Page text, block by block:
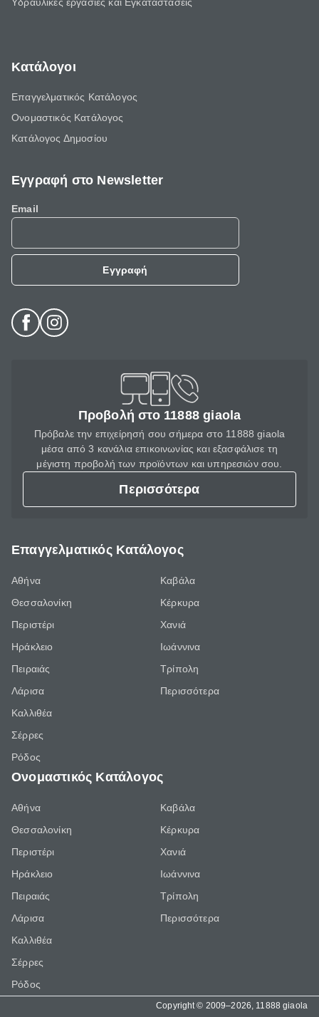
Κατάλογοι
Επαγγελματικός Κατάλογος
Ονομαστικός Κατάλογος
Κατάλογος Δημοσίου
Εγγραφή στο Newsletter
Email
Εγγραφή
Προβολή στο 11888 giaola
Πρόβαλε την επιχείρησή σου σήμερα στο 11888 giaola
μέσα από 3 κανάλια επικοινωνίας και εξασφάλισε τη
μέγιστη προβολή των προϊόντων και υπηρεσιών σου.
Περισσότερα
Επαγγελματικός Κατάλογος
Αθήνα
Θεσσαλονίκη
Περιστέρι
Ηράκλειο
Πειραιάς
Λάρισα
Καλλιθέα
Σέρρες
Ρόδος
Καβάλα
Κέρκυρα
Χανιά
Ιωάννινα
Τρίπολη
Περισσότερα
Ονομαστικός Κατάλογος
Αθήνα
Θεσσαλονίκη
Περιστέρι
Ηράκλειο
Πειραιάς
Λάρισα
Καλλιθέα
Σέρρες
Ρόδος
Καβάλα
Κέρκυρα
Χανιά
Ιωάννινα
Τρίπολη
Περισσότερα
Copyright © 2009–2026, 11888 giaola